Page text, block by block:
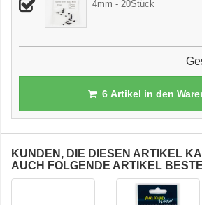
4mm - 20Stück
6Artikel in den
KUNDEN, DIE DIESEN ARTIKEL
AUCH FOLGENDE ARTIKEL